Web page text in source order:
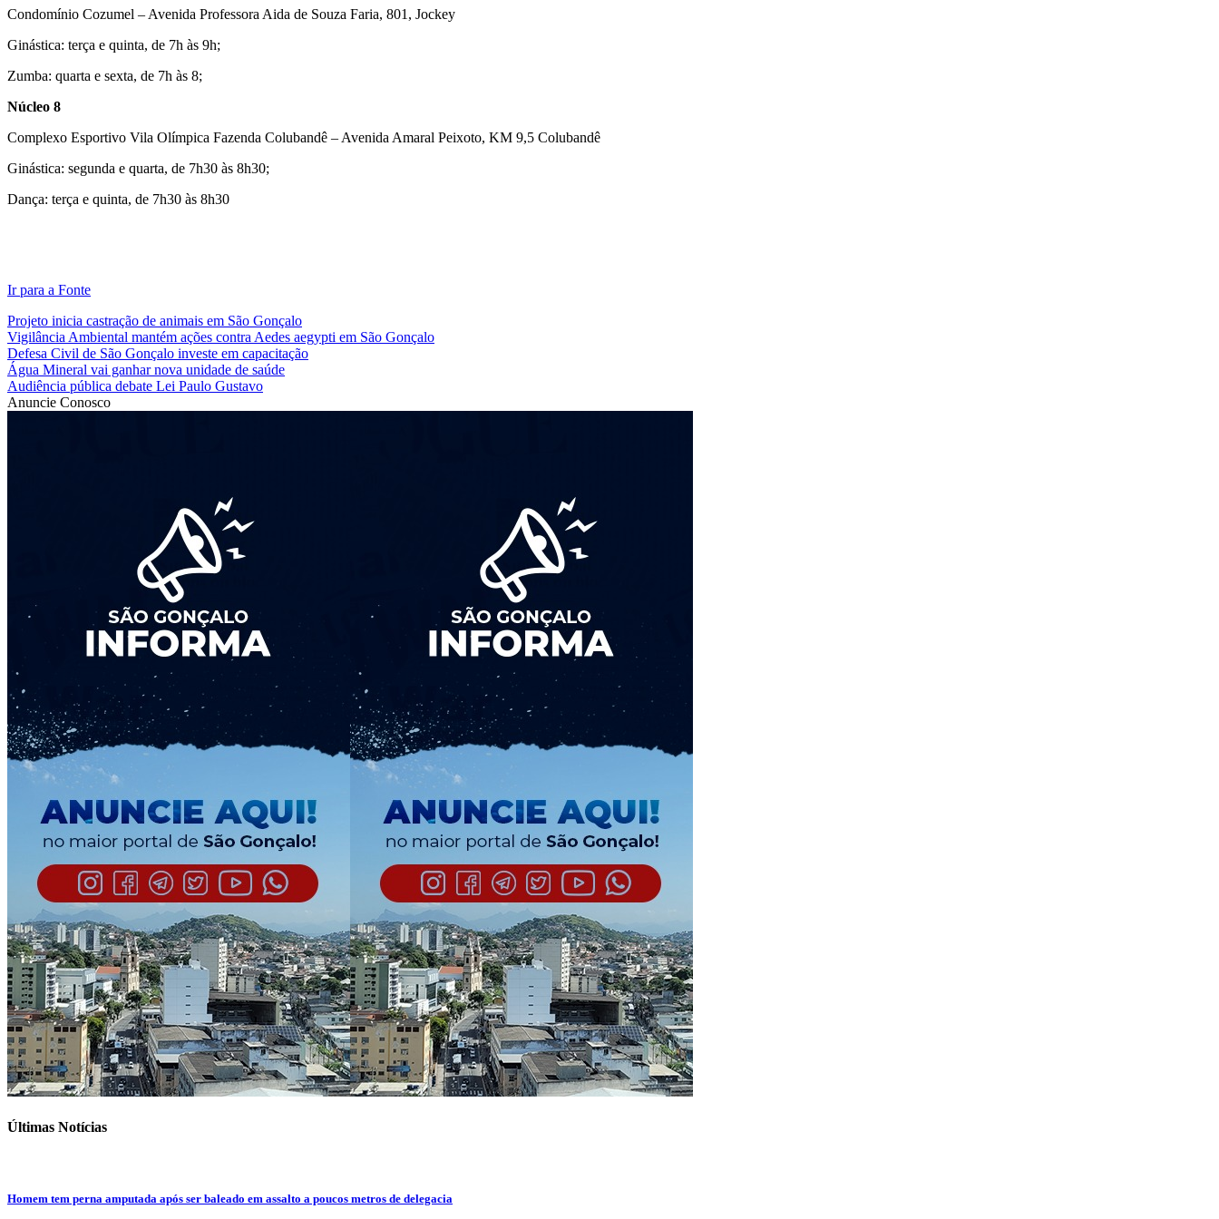
Condomínio Cozumel – Avenida Professora Aida de Souza Faria, 801, Jockey
Ginástica: terça e quinta, de 7h às 9h;
Zumba: quarta e sexta, de 7h às 8;
Núcleo 8
Complexo Esportivo Vila Olímpica Fazenda Colubandê – Avenida Amaral Peixoto, KM 9,5 Colubandê
Ginástica: segunda e quarta, de 7h30 às 8h30;
Dança: terça e quinta, de 7h30 às 8h30
Ir para a Fonte
Projeto inicia castração de animais em São Gonçalo
Vigilância Ambiental mantém ações contra Aedes aegypti em São Gonçalo
Defesa Civil de São Gonçalo investe em capacitação
Água Mineral vai ganhar nova unidade de saúde
Audiência pública debate Lei Paulo Gustavo
Anuncie Conosco
Últimas Notícias
Homem tem perna amputada após ser baleado em assalto a poucos metros de delegacia